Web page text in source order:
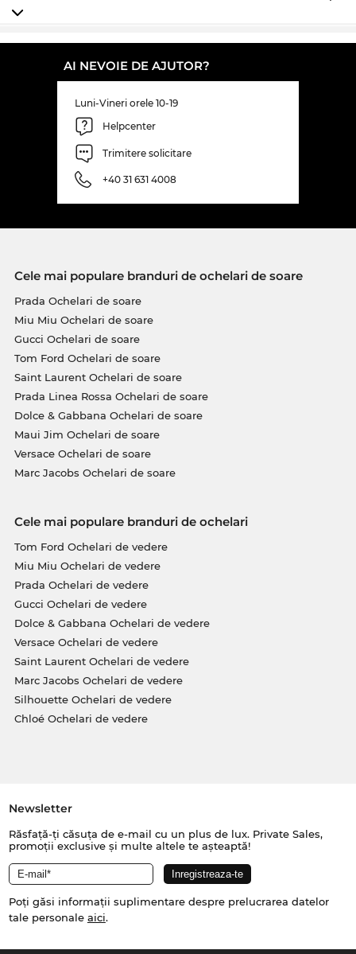
şi materialelor folosite, aceşti ochelari speciali
elegant şi pentru cultivarea încrederii de sine.
acum, pentru că preţul e pur şi simplu imbatabil!
Acum poţi achiziţiona acest model la un preţ
incredibil de avantajos, că doar se ştie: Edel-Optics
este un paradis pentru vânătorii de chilipire! Ceea
ce în alte magazine online este desemnat cu
AI NEVOIE DE AJUTOR?
Luni-Vineri orele 10-19
Helpcenter
Trimitere solicitare
+40 31 631 4008
Cele mai populare branduri de ochelari de soare
Prada Ochelari de soare
Miu Miu Ochelari de soare
Gucci Ochelari de soare
Tom Ford Ochelari de soare
Saint Laurent Ochelari de soare
Prada Linea Rossa Ochelari de soare
Dolce & Gabbana Ochelari de soare
Maui Jim Ochelari de soare
Versace Ochelari de soare
Marc Jacobs Ochelari de soare
Cele mai populare branduri de ochelari
Tom Ford Ochelari de vedere
Miu Miu Ochelari de vedere
Prada Ochelari de vedere
Gucci Ochelari de vedere
Dolce & Gabbana Ochelari de vedere
Versace Ochelari de vedere
Saint Laurent Ochelari de vedere
Marc Jacobs Ochelari de vedere
Silhouette Ochelari de vedere
Chloé Ochelari de vedere
Newsletter
Răsfață-ți căsuța de e-mail cu un plus de lux. Private Sales,
promoții exclusive și multe altele te așteaptă!
Poți găsi informații suplimentare despre prelucrarea datelor
tale personale aici.